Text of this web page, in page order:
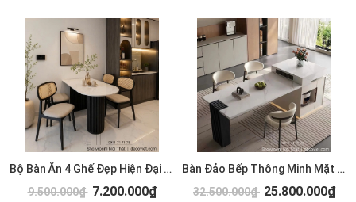
Bộ Bàn Ăn 4 Ghế Đẹp Hiện Đại 2976S
9.500.000₫ 7.200.000₫
Bàn Đảo Bếp Thông Minh Mặt Đá 2975S
32.500.000₫ 25.800.000₫